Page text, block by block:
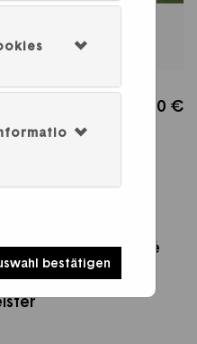
bestätigen
20,00 €
zum
Bezzola und René
Jürgen Döring,